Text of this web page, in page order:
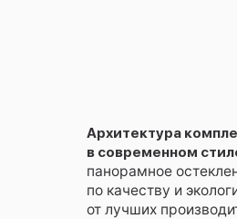
Архитектура
в современном
панорамное
по качеству и
от лучших